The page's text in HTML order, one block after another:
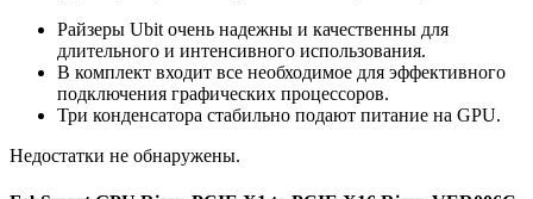
Райзеры Ubit очень надежны и качественны для
длительного и интенсивного использования.
В комплект входит все необходимое для эффективного
подключения графических процессоров.
Три конденсатора стабильно подают питание на GPU.
Недостатки не обнаружены.